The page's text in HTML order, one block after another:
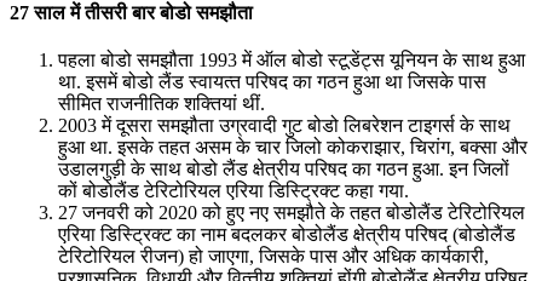
27 साल में तीसरी बार बोडो समझौता
पहला बोडो समझौता 1993 में ऑल बोडो स्‍टूडेंट्स यूनियन के साथ हुआ
था. इसमें बोडो लैंड स्‍वायत्‍त परिषद का गठन हुआ था जिसके पास
सीमित राजनीतिक शक्तियां थीं.
2003 में दूसरा समझौता उग्रवादी गुट बोडो लिबरेशन टाइगर्स के साथ
हुआ था. इसके तहत असम के चार जिलो कोकराझार, चिरांग, बक्‍सा और
उडालगुड़ी के साथ बोडो लैंड क्षेत्रीय परिषद का गठन हुआ. इन जिलों
कों बोडोलैंड टेरिटोरियल एरिया डिस्ट्रिक्‍ट कहा गया.
27 जनवरी को 2020 को हुए नए समझौते के तहत बोडोलैंड टेरिटोरियल
एरिया डिस्ट्रिक्‍ट का नाम बदलकर बोडोलैंड क्षेत्रीय परिषद (बोडोलैंड
टेरिटोरियल रीजन) हो जाएगा, जिसके पास और अधिक कार्यकारी,